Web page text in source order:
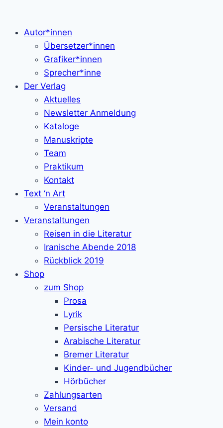
Autor*innen
Übersetzer*innen
Grafiker*innen
Sprecher*inne
Der Verlag
Aktuelles
Newsletter Anmeldung
Kataloge
Manuskripte
Team
Praktikum
Kontakt
Text ‘n Art
Veranstaltungen
Veranstaltungen
Reisen in die Literatur
Iranische Abende 2018
Rückblick 2019
Shop
zum Shop
Prosa
Lyrik
Persische Literatur
Arabische Literatur
Bremer Literatur
Kinder- und Jugendbücher
Hörbücher
Zahlungsarten
Versand
Mein konto